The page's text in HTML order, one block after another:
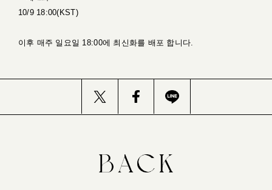
10/9 18:00(KST)
이후 매주 일요일 18:00에 최신화를 배포 합니다.